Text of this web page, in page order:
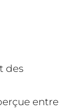
des
entre